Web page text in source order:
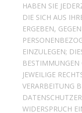
HABEN SIE
DIE SICH AUS
ERGEBEN,
EINZULEGEN;
BESTIMMUNGEN
JEWEILIGE
VERARBEITUNG
WIDERSPRUCH